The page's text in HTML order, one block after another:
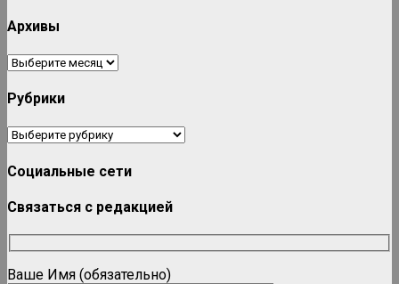
Архивы
Архивы
Рубрики
Рубрики
Социальные сети
Связаться с редакцией
Ваше Имя (обязательно)